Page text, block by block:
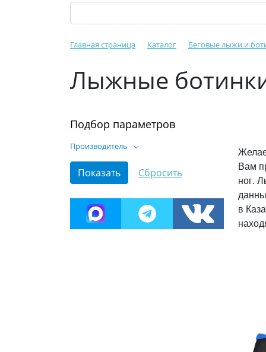
Главная страница Каталог Беговые лыжи и
Лыжные
Подбор параметров
Производитель
Вам
ног.
в